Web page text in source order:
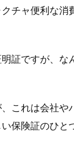
チャ便利な消
証ですが、な
これは会社や
保険証のひと